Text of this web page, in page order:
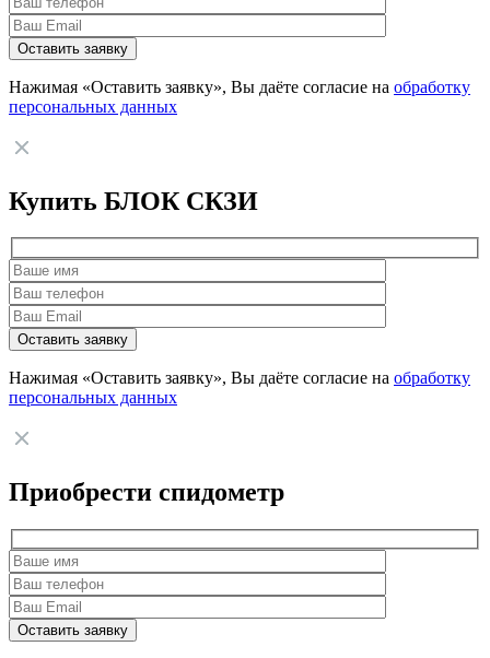
Нажимая «Оставить заявку», Вы даёте согласие на обработку
персональных данных
Купить БЛОК СКЗИ
Нажимая «Оставить заявку», Вы даёте согласие на обработку
персональных данных
Приобрести спидометр